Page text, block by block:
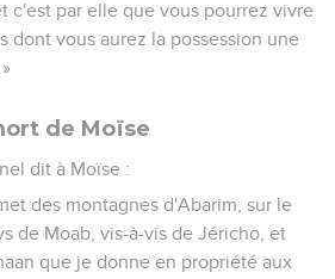
c'est par elle que vous pourrez vivre
dont vous aurez la possession une
de Moïse
dit à Moïse :
des montagnes d'Abarim, sur le
de Moab, vis-à-vis de Jéricho, et
que je donne en propriété aux